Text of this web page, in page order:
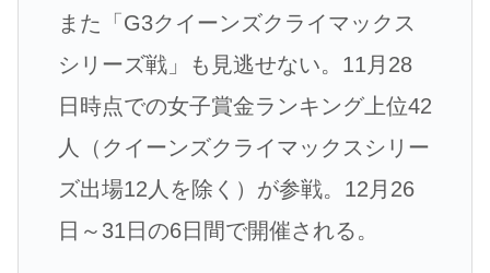
また「G3クイーンズクライマックス
シリーズ戦」も見逃せない。11月28
日時点での女子賞金ランキング上位42
人（クイーンズクライマックスシリー
ズ出場12人を除く）が参戦。12月26
日～31日の6日間で開催される。